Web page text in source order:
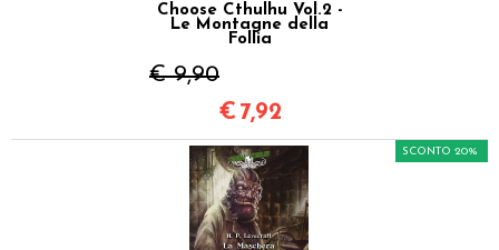
Choose Cthulhu Vol.2 -
Le Montagne della
Follia
€ 9,90
€ 7,92
SCONTO 20%